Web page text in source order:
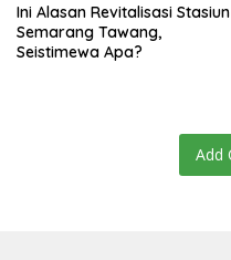
Ini Alasan Revitalisasi Stasiun
Semarang Tawang,
Seistimewa Apa?
Add